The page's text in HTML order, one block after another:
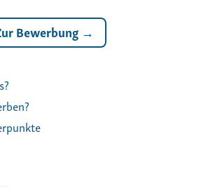
Bewerbung →